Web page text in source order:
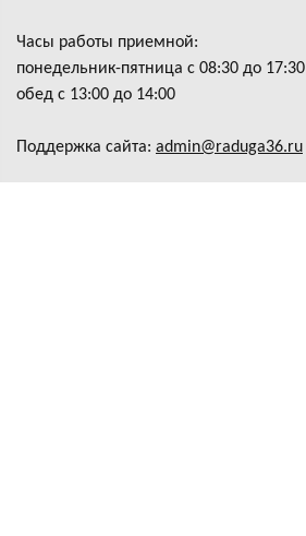
Часы работы приемной:
понедельник-пятница с 08:30 до 17:30
обед с 13:00 до 14:00
Поддержка сайта: admin@raduga36.ru